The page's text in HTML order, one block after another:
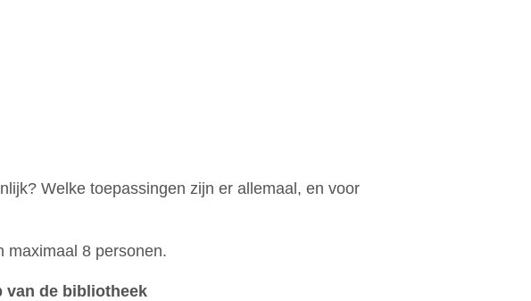
Welke toepassingen zijn er allemaal, en voor
maximaal 8 personen.
van de bibliotheek